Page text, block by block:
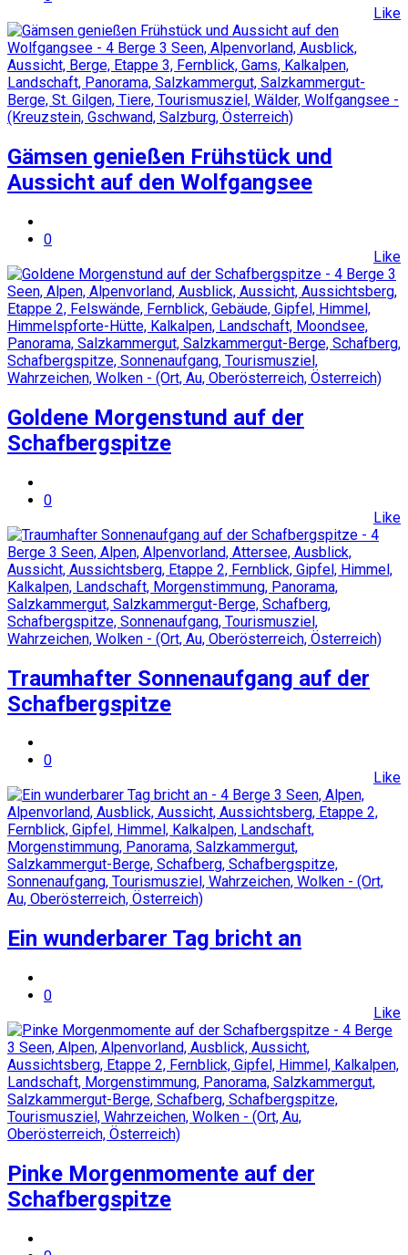
Like
Gämsen genießen Frühstück und
Aussicht auf den Wolfgangsee
0
Like
Goldene Morgenstund auf der
Schafbergspitze
0
Like
Traumhafter Sonnenaufgang auf der
Schafbergspitze
0
Like
Ein wunderbarer Tag bricht an
0
Like
Pinke Morgenmomente auf der
Schafbergspitze